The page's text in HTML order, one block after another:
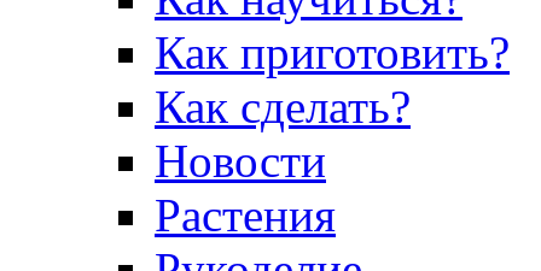
Как приготовить?
Как сделать?
Новости
Растения